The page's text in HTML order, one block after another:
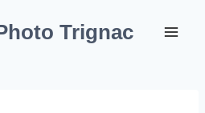
Trignac